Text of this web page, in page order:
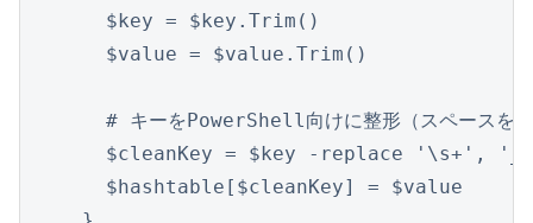
    $key = $key.Trim()
    $value = $value.Trim()
# キーをPowerShell向けに整形（スペースをア
$cleanKey = $key -replace '\s+',
    $hashtable[$cleanKey] = $value